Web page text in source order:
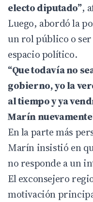
electo diputado”,
Luego, abordó la
un rol público o
espacio político.
“Que todavía no
gobierno, yo la
al tiempo y ya
Marín
En la parte más
Marín insistió en
no responde a un
El exconsejero
motivación